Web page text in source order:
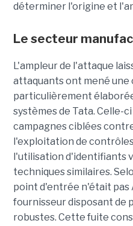
déterminer l'origine et
Le secteur
L'ampleur de l'attaque
attaquants ont mené une
particulièrement
systèmes de Tata. Celle-
campagnes ciblées
l'exploitation de
l'utilisation d'identifiants
techniques similaires.
point d'entrée n'était pas
fournisseur disposant de
robustes. Cette fuite